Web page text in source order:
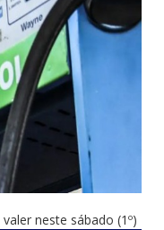
neste sábado (1º)